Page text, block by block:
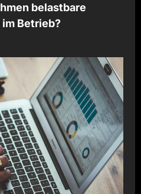
belastbare
Betrieb?